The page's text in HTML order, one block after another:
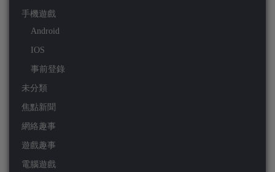
手機遊戲
Android
IOS
事前登錄
未分類
焦點新聞
網絡趣事
遊戲趣事
電腦遊戲